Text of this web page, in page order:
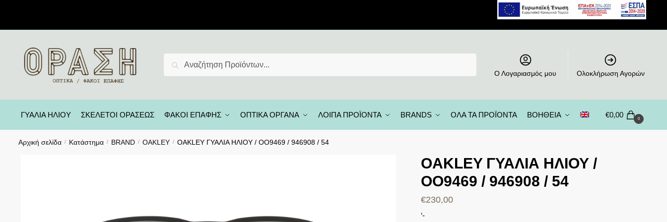
Αναζήτηση
Ο Λογαριασμός μου Ολοκλήρωση Αγορών
ΓΥΑΛΙΑ ΗΛΙΟΥ ΣΚΕΛΕΤΟΙ ΟΡΑΣΕΩΣ ΦΑΚΟΙ ΕΠΑΦΗΣ ΟΠΤΙΚΑ ΟΡΓΑΝΑ ΛΟΙΠΑ ΠΡΟΪΟΝΤΑ BRANDS ΟΛΑ ΤΑ ΠΡΟΪΟΝΤΑ ΒΟΗΘΕΙΑ €0,00 0
Αρχική σελίδα / Κατάστημα / BRAND / OAKLEY / OAKLEY ΓΥΑΛΙΑ ΗΛΙΟΥ / OO9469 / 946908 / 54
OAKLEY ΓΥΑΛΙΑ ΗΛΙΟΥ /
OO9469 / 946908 / 54
€230,00
‘-